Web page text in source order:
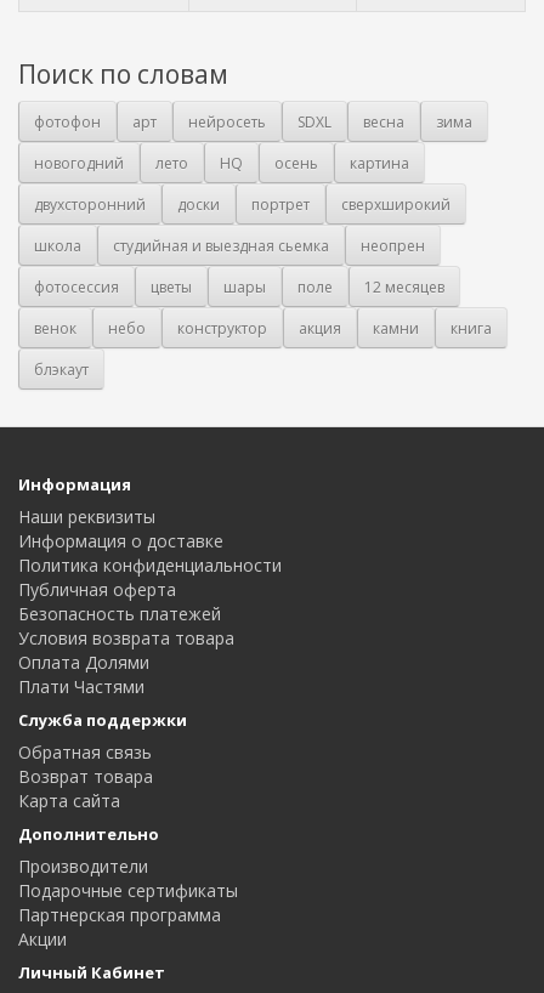
Поиск по словам
фотофон арт нейросеть SDXL весна
зима
новогодний
лето HQ осень
картина
двухсторонний
доски портрет
сверхширокий
школа
студийная и выездная сьемка
неопрен
фотосессия
цветы шары поле
12 месяцев
венок
небо конструктор акция камни
книга
блэкаут
Информация
Наши реквизиты
Информация о доставке
Политика конфиденциальности
Публичная оферта
Безопасность платежей
Условия возврата товара
Оплата Долями
Плати Частями
Служба поддержки
Обратная связь
Возврат товара
Карта сайта
Дополнительно
Производители
Подарочные сертификаты
Партнерская программа
Акции
Личный Кабинет